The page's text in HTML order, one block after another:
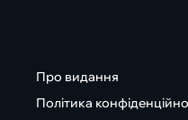
Про видання
Політика